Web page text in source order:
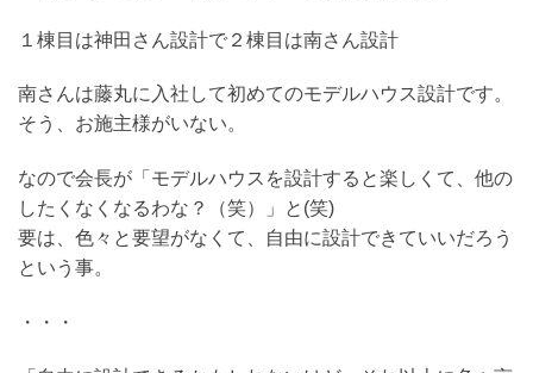
１棟目は神田さん設計で２棟目は南さん設計
南さんは藤丸に入社して初めてのモデルハウス設計です。
そう、お施主様がいない。
なので会長が「モデルハウスを設計すると楽しくて、他の
したくなくなるわな？（笑）」と(笑)
要は、色々と要望がなくて、自由に設計できていいだろう
という事。
・・・